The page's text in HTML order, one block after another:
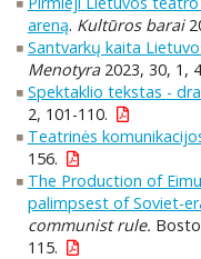
areną. Kultūros barai
Santvarkų kaita
Menotyra2023, 30, 1,
Spektaklio tekstas -
2, 101-110.
Teatrinės
156.
The Production of
palimpsest of Soviet-
communist rule.
115.